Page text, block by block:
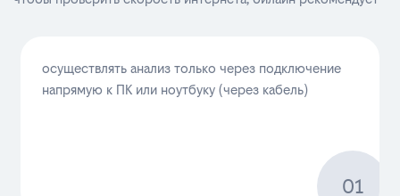
осуществлять анализ только через подключение
напрямую к ПК или ноутбуку (через кабель)